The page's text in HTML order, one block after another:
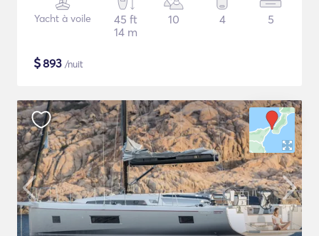
Yacht à voile
45 ft
14 m
10 4 5
$893 /nuit